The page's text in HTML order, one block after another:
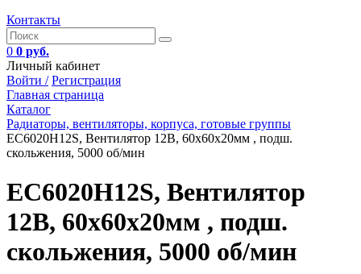
Контакты
0 0 руб.
Личный кабинет
Войти / Регистрация
Главная страница
Каталог
Радиаторы, вентиляторы, корпуса, готовые группы
EC6020H12S, Вентилятор 12В, 60х60х20мм , подш.
скольжения, 5000 об/мин
EC6020H12S, Вентилятор
12В, 60х60х20мм , подш.
скольжения, 5000 об/мин